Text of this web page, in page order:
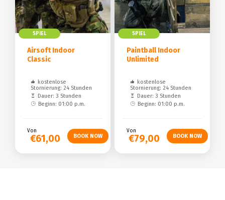
SPIEL
Airsoft Indoor
Classic
kostenlose
Stornierung: 24 Stunden
Dauer: 3 Stunden
Beginn: 01:00 p.m.
Von
€61,00
SPIEL
Paintball Indoor
Unlimited
kostenlose
Stornierung: 24 Stunden
Dauer: 3 Stunden
Beginn: 01:00 p.m.
Von
€79,00